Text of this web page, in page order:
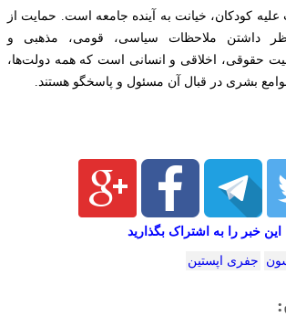
کودکان، خیانت به آینده جامعه است. حمایت از
داشتن ملاحظات سیاسی، قومی، مذهبی و
حقوقی، اخلاقی و انسانی است که همه دولت‌ها،
بشری در قبال آن مسئول و پاسخگو هستند.
این خبر را به اشتراک بگذارید
جفری اپستین